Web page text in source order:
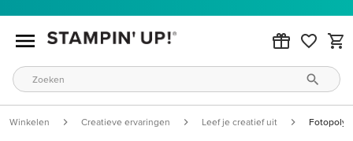
Winkelen Creatieve ervaringen Leef je creatief uit